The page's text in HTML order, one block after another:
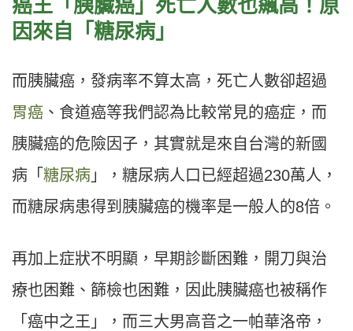
癌王「胰臟癌」死亡人數也飆高！原
因來自「糖尿病」
而胰臟癌，發病率不算太高，死亡人數卻超過
胃癌 、食道癌等我們認為比較常見的癌症，而
胰臟癌的危險因子，其實就是來自台灣的新國
病「 糖尿病 」，糖尿病人口已經超過230萬人，
而糖尿病患得到胰臟癌的機率是一般人的8倍。
再加上症狀不明顯，早期診斷困難，開刀與治
療也困難、篩檢也困難，因此胰臟癌也被稱作
「癌中之王」，而三大男高音之一帕華洛帝，